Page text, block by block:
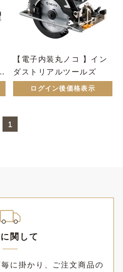
【電子内装丸ノコ 】イン
ダストリアルツールズ
ログイン後価格表示
1
関して
に掛かり、ご注文商品の